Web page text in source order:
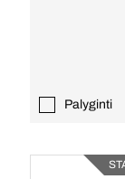
Palyginti